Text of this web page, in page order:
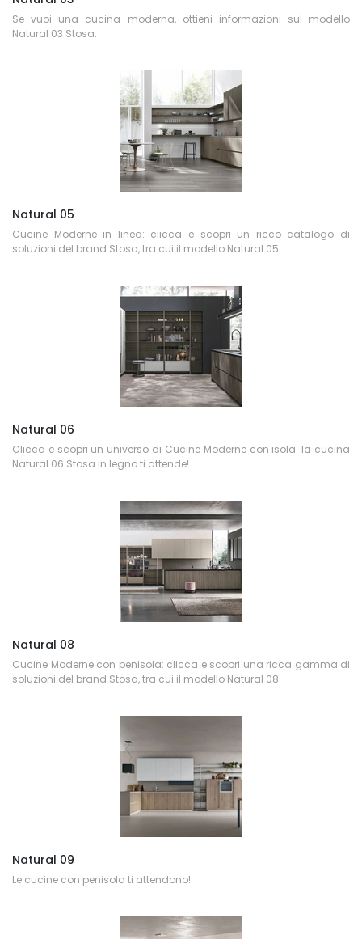
Se vuoi una cucina moderna, ottieni informazioni sul modello
Natural 03 Stosa.
Natural 05
Cucine Moderne in linea: clicca e scopri un ricco catalogo di
soluzioni del brand Stosa, tra cui il modello Natural 05.
Natural 06
Clicca e scopri un universo di Cucine Moderne con isola: la cucina
Natural 06 Stosa in legno ti attende!
Natural 08
Cucine Moderne con penisola: clicca e scopri una ricca gamma di
soluzioni del brand Stosa, tra cui il modello Natural 08.
Natural 09
Le cucine con penisola ti attendono!.